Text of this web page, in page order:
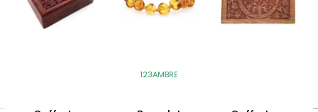
123AMBRE